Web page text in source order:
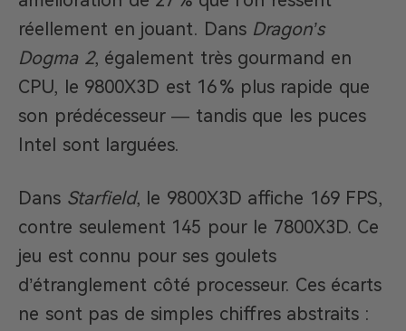
réellement en jouant. Dans Dragon’s
Dogma 2, également très gourmand en
CPU, le 9800X3D est 16 % plus rapide que
son prédécesseur — tandis que les puces
Intel sont larguées.
Dans Starfield, le 9800X3D affiche 169 FPS,
contre seulement 145 pour le 7800X3D. Ce
jeu est connu pour ses goulets
d’étranglement côté processeur. Ces écarts
ne sont pas de simples chiffres abstraits :